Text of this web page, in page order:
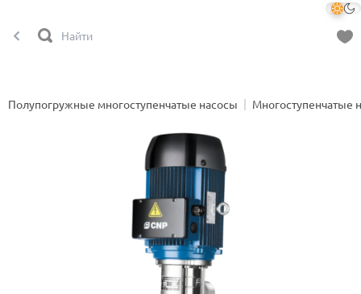
Полупогружные многоступенчатые насосы Многоступенчатые